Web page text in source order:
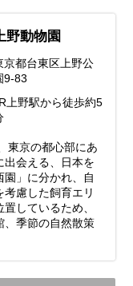
野動物園
京都台東区上野公
9-83
上野駅から徒歩約5
東京の都心部にあ
出会える、日本を
」に分かれ、自
慮した飼育エリ
しているため、
、季節の自然散策